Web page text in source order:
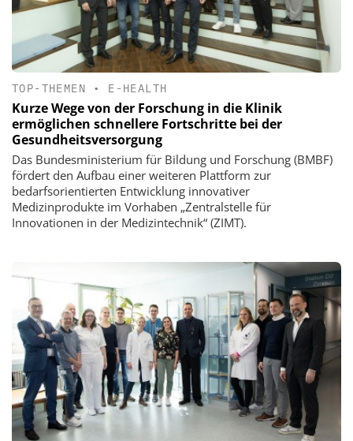
TOP-THEMEN • E-HEALTH
Kurze Wege von der Forschung in die Klinik
ermöglichen schnellere Fortschritte bei der
Gesundheitsversorgung
Das Bundesministerium für Bildung und Forschung (BMBF)
fördert den Aufbau einer weiteren Plattform zur
bedarfsorientierten Entwicklung innovativer
Medizinprodukte im Vorhaben „Zentralstelle für
Innovationen in der Medizintechnik“ (ZIMT).